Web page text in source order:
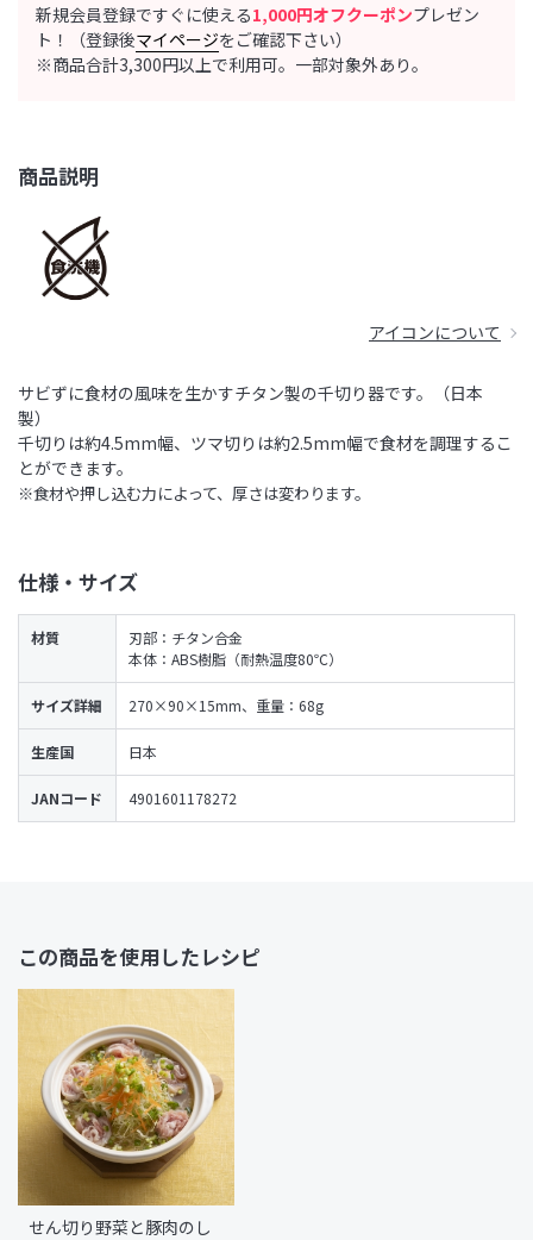
この商品を使用したレシピ
せん切り野菜と豚肉のし
新規会員登録ですぐに使える1,000円オフクーポンプレゼン
ト！（登録後マイページをご確認下さい）
※商品合計3,300円以上で利用可。一部対象外あり。
商品説明
アイコンについて
サビずに食材の風味を生かすチタン製の千切り器です。（日本
製）
千切りは約4.5mm幅、ツマ切りは約2.5mm幅で食材を調理するこ
とができます。
※食材や押し込む力によって、厚さは変わります。
仕様・サイズ
材質
刃部：チタン合金
本体：ABS樹脂（耐熱温度80℃）
サイズ詳細 270×90×15mm、重量：68g
生産国 日本
JANコード 4901601178272